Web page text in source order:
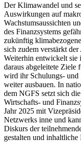
Der Klimawandel und
Auswirkungen auf
Wachstumsaussichten
des Finanzsystems
zukünftig
sich zudem verstärkt
Weiterhin entwickelt sie
daraus abgeleitete Ziele
wird ihr Schulungs- und
weiter ausbauen. In
dem NGFS setzt sich
Wirtschafts- und
Jahr 2025 mit
Netzwerks inne und
Diskurs der
gestalten und inhaltliche